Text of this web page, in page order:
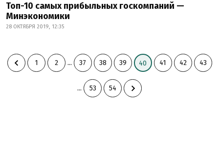
Топ-10 самых прибыльных госкомпаний —
Минэкономики
28 ОКТЯБРЯ 2019, 12:35
1 2 ... 37 38 39 40 41 42 43
... 53 54